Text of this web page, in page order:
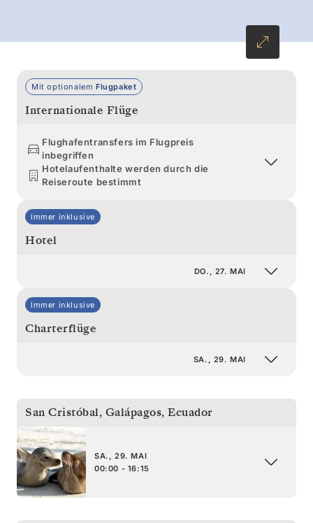
Mit optionalem Flugpaket
Internationale Flüge
Flughafentransfers im Flugpreis
inbegriffen
Hotelaufenthalte werden durch die
Reiseroute bestimmt
Immer inklusive
Hotel
DO., 27. MAI
Immer inklusive
Charterflüge
SA., 29. MAI
San Cristóbal, Galápagos, Ecuador
SA., 29. MAI
00:00 - 16:15